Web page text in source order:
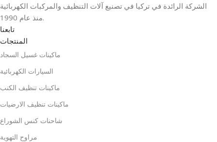
الشركة الرائدة في تركيا في تصنيع آلات التنظيف والمركبات الكهربائية
منذ عام 1990.
تابعنا
المنتجات
ماكينات غسيل السجاد
السيارات الكهربائية
ماكينات تنظيف الكنب
ماكينات تنظيف الارضيات
شاحنات كنس الشوراع
مراوح التهوية